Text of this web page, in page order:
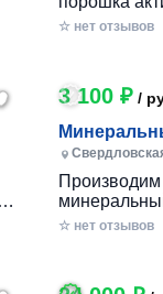
☆ нет отзывов
3 100 ₽ /
Производим
России и
☆ нет отзывов